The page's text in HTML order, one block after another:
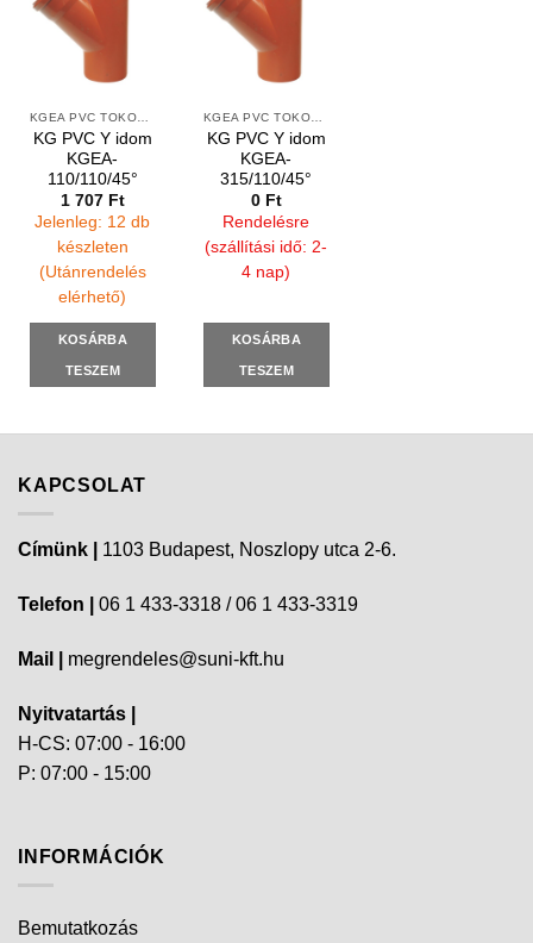
KG PVC Y idom
KGEA-
110/110/45°
1 707 Ft
Jelenleg: 12 db
készleten
(Utánrendelés
elérhető)
KOSÁRBA
TESZEM
KG PVC Y idom
KGEA-
315/110/45°
0 Ft
Rendelésre
(szállítási idő: 2-
4 nap)
KOSÁRBA
TESZEM
KAPCSOLAT
Címünk | 1103 Budapest, Noszlopy utca 2-6.
Telefon | 06 1 433-3318 / 06 1 433-3319
Mail | megrendeles@suni-kft.hu
Nyitvatartás |
H-CS: 07:00 - 16:00
P: 07:00 - 15:00
INFORMÁCIÓK
Bemutatkozás